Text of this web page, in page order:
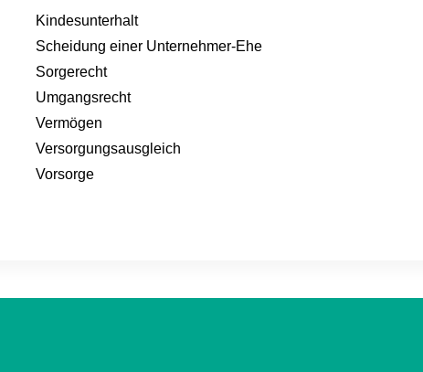
Kindesunterhalt
Scheidung einer Unternehmer-Ehe
Sorgerecht
Umgangsrecht
Vermögen
Versorgungsausgleich
Vorsorge